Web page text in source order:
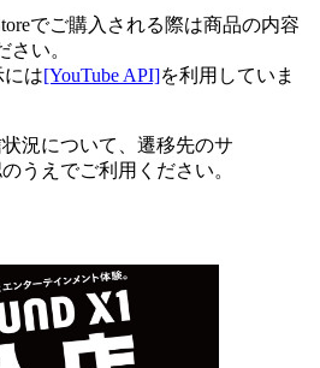
でご購入される際は商品の内容
さい。
には[YouTube API]を利用していま
況について、遷移先のサ
うえでご利用ください。